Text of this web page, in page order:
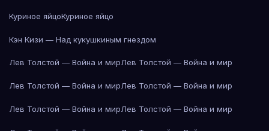
Куриное яйцоКуриное яйцо
Кэн Кизи — Над кукушкиным гнездом
Лев Толстой — Война и мирЛев Толстой — Война и мир
Лев Толстой — Война и мирЛев Толстой — Война и мир
Лев Толстой — Война и мирЛев Толстой — Война и мир